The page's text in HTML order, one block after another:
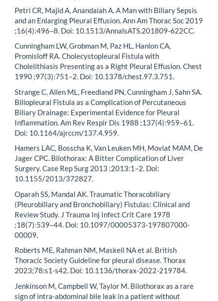
Petri CR, Majid A, Anandaiah A. A Man with Biliary Sepsis
and an Enlarging Pleural Effusion. Ann Am Thorac Soc 2019
;16(4):496–8. Doi: 10.1513/AnnalsATS.201809-622CC.
Cunningham LW, Grobman M, Paz HL, Hanlon CA,
Promisloff RA. Cholecystopleural Fistula with
Cholelithiasis Presenting as a Right Pleural Effusion. Chest
1990 ;97(3):751–2. Doi: 10.1378/chest.97.3.751.
Strange C, Allen ML, Freedland PN, Cunningham J, Sahn SA.
Biliopleural Fistula as a Complication of Percutaneous
Biliary Drainage: Experimental Evidence for Pleural
Inflammation. Am Rev Respir Dis 1988 ;137(4):959–61.
Doi: 10.1164/ajrccm/137.4.959.
Hamers LAC, Bosscha K, Van Leuken MH, Moviat MAM, De
Jager CPC. Bilothorax: A Bitter Complication of Liver
Surgery. Case Rep Surg 2013 ;2013:1–2. Doi:
10.1155/2013/372827.
Oparah SS, Mandal AK. Traumatic Thoracobiliary
(Pleurobiliary and Bronchobiliary) Fistulas: Clinical and
Review Study. J Trauma Inj Infect Crit Care 1978
;18(7):539–44. Doi: 10.1097/00005373-197807000-
00009.
Roberts ME, Rahman NM, Maskell NA et al. British
Thoracic Society Guideline for pleural disease. Thorax
2023;78:s1-s42. Doi: 10.1136/thorax-2022-219784.
Jenkinson M, Campbell W, Taylor M. Bilothorax as a rare
sign of intra-abdominal bile leak in a patient without